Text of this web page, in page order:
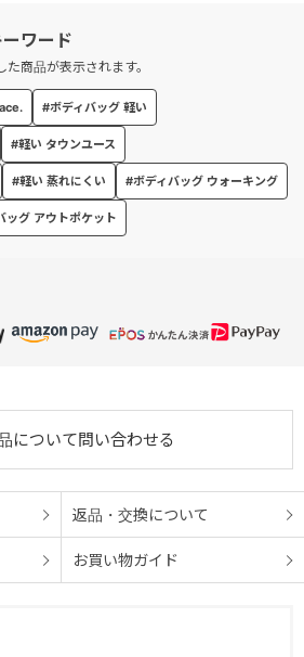
について問い合わせる
返品・交換について
お買い物ガイド
#ボディバッグ 軽い
#軽い タウンユース
#軽い 蒸れにくい #ボディバッグ ウォーキング
ッグ アウトポケット
商品が表示されます。